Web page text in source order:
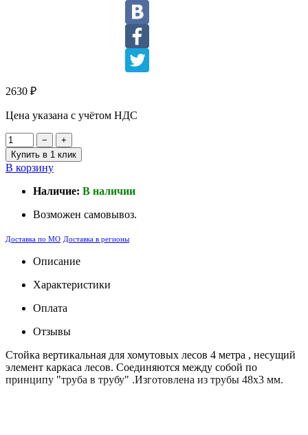
2630 ₽
Цена указана с учётом НДС
−
+
Купить в 1 клик
В корзину
Наличие: В наличии
Возможен самовывоз.
Доставка по МО Доставка в регионы
Описание
Характеристики
Оплата
Отзывы
Стойка вертикальная для хомутовых лесов 4 метра , несущий
элемент каркаса лесов. Соединяются между собой по
принципу "труба в трубу" .Изготовлена из трубы 48х3 мм.